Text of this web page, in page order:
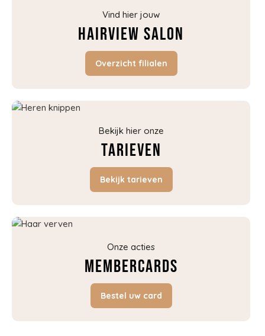
Vind hier jouw
Hairview salon
Overzicht filialen
Bekijk hier onze
Tarieven
Bekijk tarieven
Onze acties
Membercards
Bestel uw card